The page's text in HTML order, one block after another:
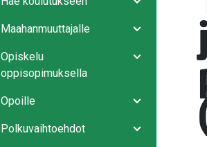
Avaa/sulje
Avaa/sulje
Maahanmuuttajalle
Avaa/sulje
Opiskelu
oppisopimuksella
Avaa/sulje
Opoille
Avaa/sulje
Polkuvaihtoehdot